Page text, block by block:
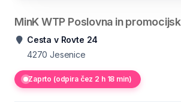
MinK WTP Poslovna in
Cesta v Rovte 24
4270 Jesenice
Zaprto (odpira čez 2 h 18 min)